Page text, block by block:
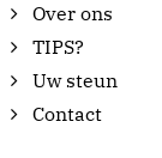
Over ons
TIPS?
Uw steun
Contact